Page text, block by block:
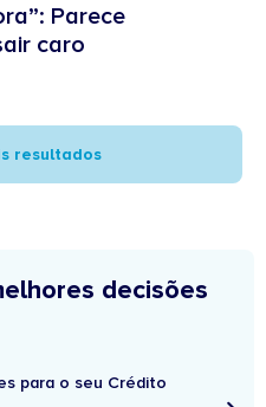
Parece
caro
resultados
decisões
para o seu Crédito